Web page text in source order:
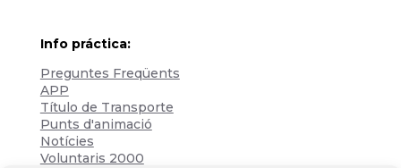
Info práctica:
Preguntes Freqüents
APP
Título de Transporte
Punts d'animació
Notícies
Voluntaris 2000